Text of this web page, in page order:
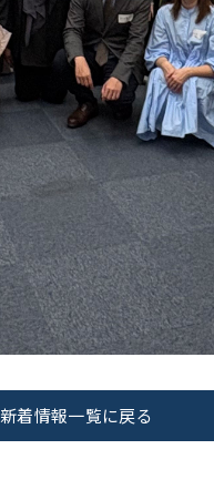
新着情報一覧に戻る